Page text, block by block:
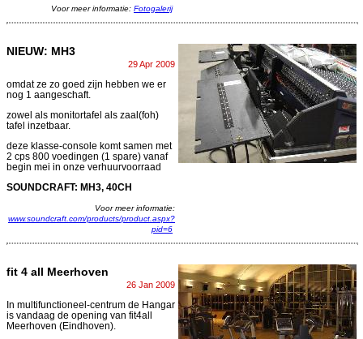
Voor meer informatie: Fotogalerij
NIEUW: MH3
29 Apr 2009
omdat ze zo goed zijn hebben we er
nog 1 aangeschaft.
zowel als monitortafel als zaal(foh)
tafel inzetbaar.
deze klasse-console komt samen met
2 cps 800 voedingen (1 spare) vanaf
begin mei in onze verhuurvoorraad
SOUNDCRAFT: MH3, 40CH
Voor meer informatie:
www.soundcraft.com/products/product.aspx?
pid=6
fit 4 all Meerhoven
26 Jan 2009
In multifunctioneel-centrum de Hangar
is vandaag de opening van fit4all
Meerhoven (Eindhoven).